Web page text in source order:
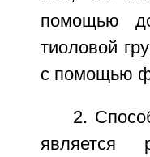
помощью
тиоловой
с помощью
2.
является